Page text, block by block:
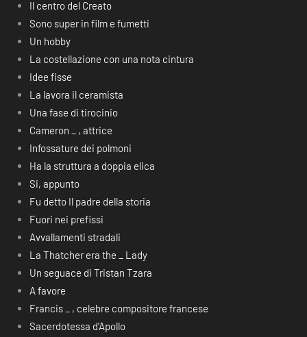
Il centro del Creato
Sono super in film e fumetti
Un hobby
La costellazione con una nota cintura
Idee fisse
La lavora il ceramista
Una fase di tirocinio
Cameron _ , attrice
Infossature dei polmoni
Ha la struttura a doppia elica
Si, appunto
Fu detto Il padre della storia
Fuori nei prefissi
Avvallamenti stradali
La Thatcher era the _ Lady
Un seguace di Tristan Tzara
A favore
Francis _ , celebre compositore francese
Sacerdotessa d’Apollo